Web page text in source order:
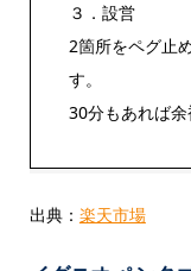
３．設営
2箇所をペグ止
す。
30分もあれば余
出典： 楽天市場